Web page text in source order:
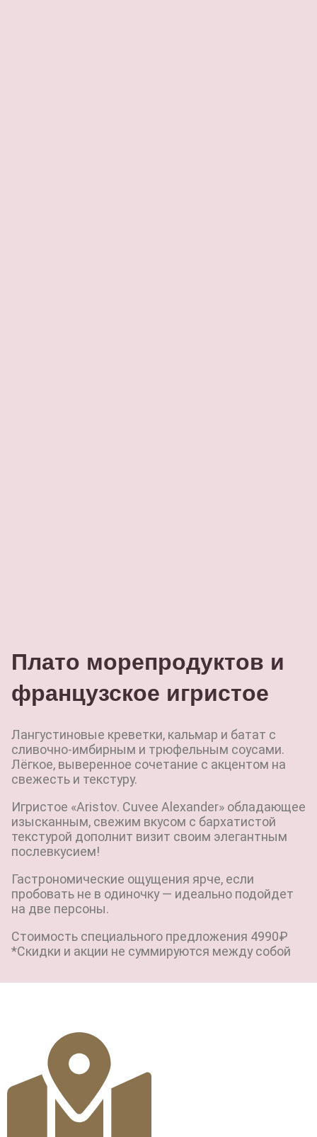
Плато морепродуктов и
французское игристое
Лангустиновые креветки, кальмар и батат с
сливочно-имбирным и трюфельным соусами.
Лёгкое, выверенное сочетание с акцентом на
свежесть и текстуру.
Игристое «Aristov. Cuvee Alexander» обладающее
изысканным, свежим вкусом с бархатистой
текстурой дополнит визит своим элегантным
послевкусием!
Гастрономические ощущения ярче, если
пробовать не в одиночку — идеально подойдет
на две персоны.
Стоимость специального предложения 4990₽
*Скидки и акции не суммируются между собой